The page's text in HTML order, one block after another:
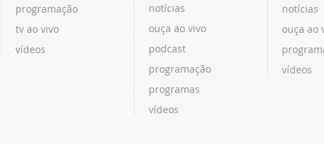
programação
tv ao vivo
vídeos
notícias
ouça ao vivo
podcast
programação
programas
vídeos
notícias
ouça ao
vídeos